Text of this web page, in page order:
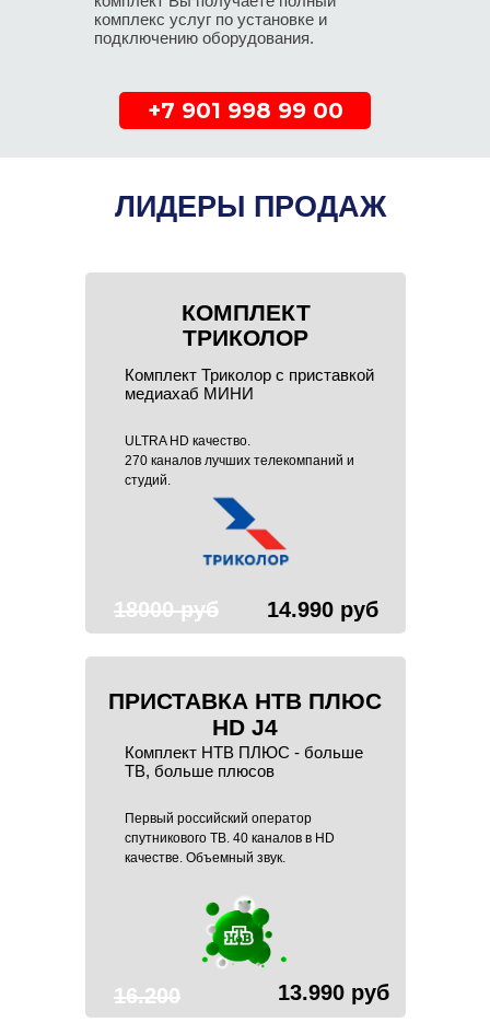
комплекс услуг по установке и
подключению оборудования.
+7 901 998 99 00
ЛИДЕРЫ ПРОДАЖ
КОМПЛЕКТ
ТРИКОЛОР
Комплект Триколор с приставкой
медиахаб МИНИ
ULTRA HD качество.
270 каналов лучших телекомпаний и
студий.
14.990 руб
18000 руб
ПРИСТАВКА НТВ ПЛЮС
HD J4
Комплект НТВ ПЛЮС - больше
ТВ, больше плюсов
Первый российский оператор
спутникового ТВ. 40 каналов в HD
качестве. Объемный звук.
13.990 руб
16.200